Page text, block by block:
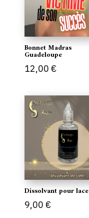
Bonnet Madras
Guadeloupe
12,00 €
Dissolvant pour lace
9,00 €